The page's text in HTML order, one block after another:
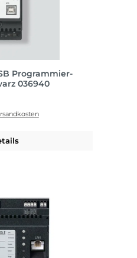
Programmier-
036940